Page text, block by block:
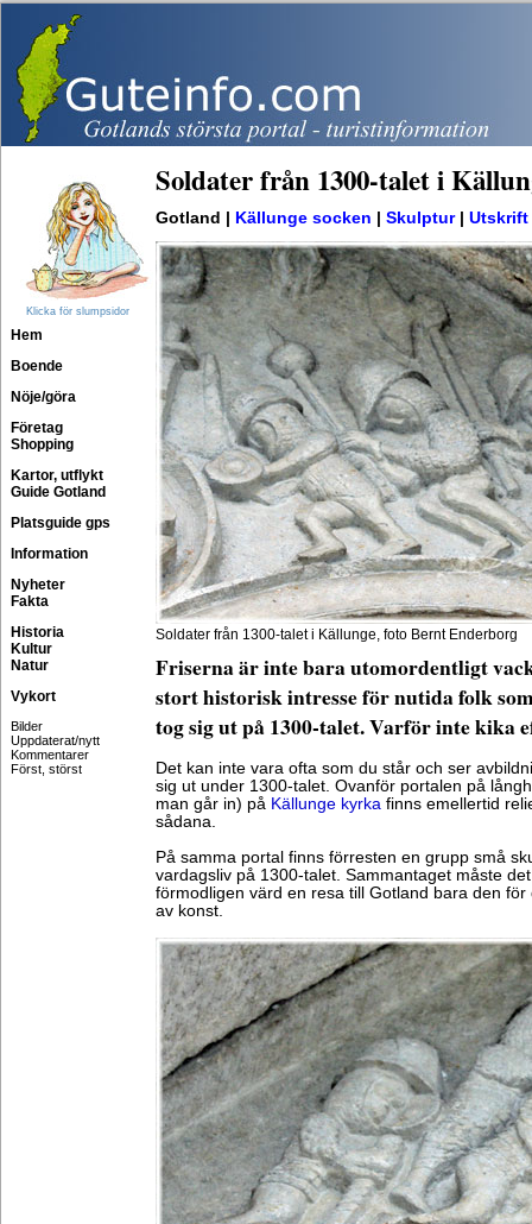
Klicka för slumpsidor
Hem
Boende
Nöje/göra
Företag
Shopping
Kartor, utflykt
Guide Gotland
Platsguide gps
Information
Nyheter
Fakta
Historia
Kultur
Natur
Vykort
Bilder
Uppdaterat/nytt
Kommentarer
Först, störst
Soldater från 1300-talet i
Gotland | Källunge socken Skulptur| Utskrift
Soldater från 1300-talet i Källunge, foto Bernt Enderborg
Friserna är inte bara utomordentligt
stort historisk intresse för nutida folk
tog sig ut på 1300-talet. Varför inte kika
Det kan inte vara ofta som du står och ser
sig ut under 1300-talet. Ovanför portalen på
man går in) på Källunge kyrka finns emellertid
sådana.
På samma portal finns förresten en grupp små
vardagsliv på 1300-talet. Sammantaget måste
förmodligen värd en resa till Gotland bara den
av konst.